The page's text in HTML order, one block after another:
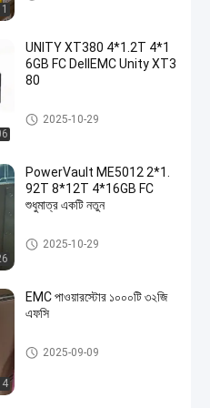
UNITY XT380 4*1.2T 4*1
6GB FC DellEMC Unity XT3
80
ডেল ইএমসি ইউনিটি স্টোরেজ
2025-10-29
PowerVault ME5012 2*1.
92T 8*12T 4*16GB FC
শুধুমাত্র একটি নতুন
ডেল ইএমসি ইউনিটি স্টোরেজ
2025-10-29
EMC পাওয়ারস্টোর ১০০০টি ৩২জি
এফসি
ডেল ইএমসি ইউনিটি স্টোরেজ
2025-09-09